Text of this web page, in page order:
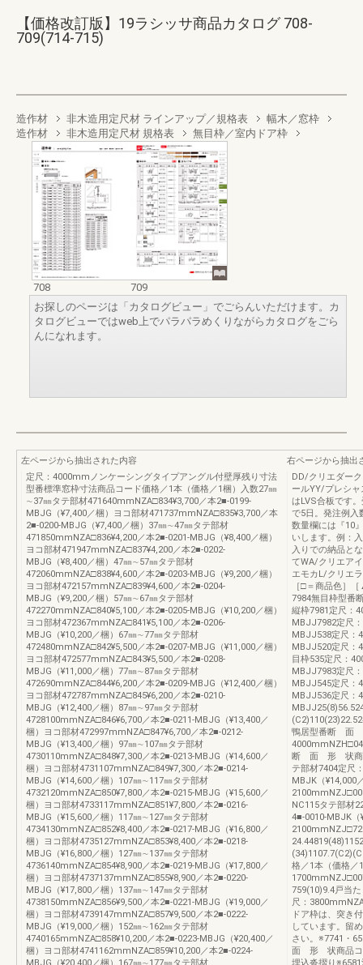
【価格改訂版】19ラシッサ商品カタログ 708-
709(714-715)
造作材 非木造用定尺材 ラインアップ／規格表
幅木／窓枠
造作材
非木造用定尺材 規格表 無目枠／室内ドア枠
708
709
お探しのページは「カタログビュー」でごらんいただけます。カ
タログビューではweb上でパラパラめくりながらカタログをごら
んになれます。
左ページから抽出された内容
定尺：4000mmノンケーシングタイプアングル付壁厚残り寸法
型番標準窓枠寸法商品コード価格／1本（価格／1梱）入数27㎜
∼37㎜タテ部材471640mmNZA□834¥3,700／本2■-0199-
MBJG（¥7,400／梱）ヨコ部材471737mmNZA□835¥3,700／本
2■-0200-MBJG（¥7,400／梱）37㎜∼47㎜タテ部材
471850mmNZA□836¥4,200／本2■-0201-MBJG（¥8,400／梱）
ヨコ部材471947mmNZA□837¥4,200／本2■-0202-
MBJG（¥8,400／梱）47㎜∼57㎜タテ部材
472060mmNZA□838¥4,600／本2■-0203-MBJG（¥9,200／梱）
ヨコ部材472157mmNZA□839¥4,600／本2■-0204-
MBJG（¥9,200／梱）57㎜∼67㎜タテ部材
472270mmNZA□840¥5,100／本2■-0205-MBJG（¥10,200／梱）
ヨコ部材472367mmNZA□841¥5,100／本2■-0206-
MBJG（¥10,200／梱）67㎜∼77㎜タテ部材
472480mmNZA□842¥5,500／本2■-0207-MBJG（¥11,000／梱）
ヨコ部材472577mmNZA□843¥5,500／本2■-0208-
MBJG（¥11,000／梱）77㎜∼87㎜タテ部材
472690mmNZA□844¥6,200／本2■-0209-MBJG（¥12,400／梱）
ヨコ部材472787mmNZA□845¥6,200／本2■-0210-
MBJG（¥12,400／梱）87㎜∼97㎜タテ部材
4728100mmNZA□846¥6,700／本2■-0211-MBJG（¥13,400／
梱）ヨコ部材472997mmNZA□847¥6,700／本2■-0212-
MBJG（¥13,400／梱）97㎜∼107㎜タテ部材
4730110mmNZA□848¥7,300／本2■-0213-MBJG（¥14,600／
梱）ヨコ部材4731107mmNZA□849¥7,300／本2■-0214-
MBJG（¥14,600／梱）107㎜∼117㎜タテ部材
4732120mmNZA□850¥7,800／本2■-0215-MBJG（¥15,600／
梱）ヨコ部材4733117mmNZA□851¥7,800／本2■-0216-
MBJG（¥15,600／梱）117㎜∼127㎜タテ部材
4734130mmNZA□852¥8,400／本2■-0217-MBJG（¥16,800／
梱）ヨコ部材4735127mmNZA□853¥8,400／本2■-0218-
MBJG（¥16,800／梱）127㎜∼137㎜タテ部材
4736140mmNZA□854¥8,900／本2■-0219-MBJG（¥17,800／
梱）ヨコ部材4737137mmNZA□855¥8,900／本2■-0220-
MBJG（¥17,800／梱）137㎜∼147㎜タテ部材
4738150mmNZA□856¥9,500／本2■-0221-MBJG（¥19,000／
梱）ヨコ部材4739147mmNZA□857¥9,500／本2■-0222-
MBJG（¥19,000／梱）152㎜∼162㎜タテ部材
4740165mmNZA□858¥10,200／本2■-0223-MBJG（¥20,400／
梱）ヨコ部材4741162mmNZA□859¥10,200／本2■-0224-
MBJG（¥20,400／梱）167㎜∼177㎜タテ部材
右ページから抽出
DD/クリエダー
ールYY/プレシ
はLVS合板です
で5日。発注例入
数量欄には『10
いします。例：
入りでの納品と
てWA/クリエア
エモカL/クリエ
［□＝商品色］
7984無目枠型
縦枠7981定尺：
MBJJ7982定尺
MBJJ538定尺：
MBJJ520定尺：
目枠535定尺：
MBJJ7983定尺
MBJJ545定尺：
MBJJ536定尺：
鴨居型番断 面
断 面 形 状商品
テ部材7404定尺
MBJK（¥14,000
NC115タテ部材
4■-0010-MBJK（
格／1本（価格／
759(10)9.4戸当
尺：
ドア枠は、突き
しています。留
さい。※7741・
面 形 状商品コ
埋込沓摺り